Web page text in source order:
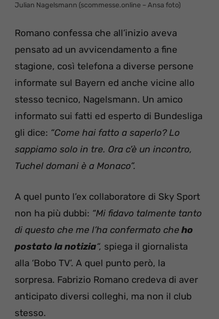
Julian Nagelsmann (scommesse.online – Ansa foto)
Romano confessa che all’inizio aveva
pensato ad un avvicendamento a fine
stagione, così telefona a diverse persone
informate sul Bayern ed anche vicine allo
stesso tecnico, Nagelsmann. Un amico
informato sui fatti ed esperto di Bundesliga
gli dice: “Come hai fatto a saperlo? Lo
sappiamo solo in tre. Ora c’è un incontro,
Tuchel domani è a Monaco”.
A quel punto l’ex collaboratore di Sky Sport
non ha più dubbi: “Mi fidavo talmente tanto
di questo che me l’ha confermato che ho
postato la notizia“, spiega il giornalista
alla ‘Bobo TV’. A quel punto però, la
sorpresa. Fabrizio Romano credeva di aver
anticipato diversi colleghi, ma non il club
stesso.